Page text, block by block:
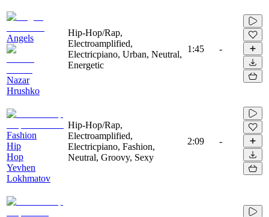
Angels
Nazar
Hrushko
Hip-Hop/Rap,
Electroamplified,
Electricpiano, Urban, Neutral,
Energetic
1:45 -
Fashion
Hip
Hop
Yevhen
Lokhmatov
Hip-Hop/Rap,
Electroamplified,
Electricpiano, Fashion,
Neutral, Groovy, Sexy
2:09 -